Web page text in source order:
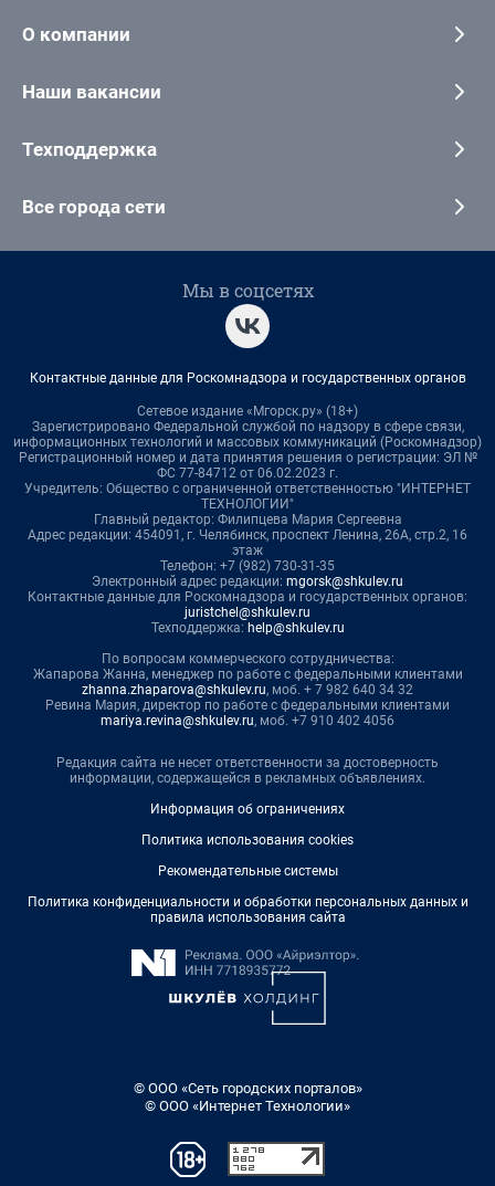
О компании
Наши вакансии
Техподдержка
Все города сети
Мы в соцсетях
Контактные данные для Роскомнадзора и государственных органов
Сетевое издание «Мгорск.ру» (18+)
Зарегистрировано Федеральной службой по надзору в сфере связи,
информационных технологий и массовых коммуникаций (Роскомнадзор)
Регистрационный номер и дата принятия решения о регистрации: ЭЛ №
ФС 77-84712 от 06.02.2023 г.
Учредитель: Общество с ограниченной ответственностью "ИНТЕРНЕТ
ТЕХНОЛОГИИ"
Главный редактор: Филипцева Мария Сергеевна
Адрес редакции: 454091, г. Челябинск, проспект Ленина, 26А, стр.2, 16
этаж
Телефон: +7 (982) 730-31-35
Электронный адрес редакции: mgorsk@shkulev.ru
Контактные данные для Роскомнадзора и государственных органов:
juristchel@shkulev.ru
Техподдержка: help@shkulev.ru
По вопросам коммерческого сотрудничества:
Жапарова Жанна, менеджер по работе с федеральными клиентами
zhanna.zhaparova@shkulev.ru, моб. + 7 982 640 34 32
Ревина Мария, директор по работе с федеральными клиентами
mariya.revina@shkulev.ru, моб. +7 910 402 4056
Редакция сайта не несет ответственности за достоверность
информации, содержащейся в рекламных объявлениях.
Информация об ограничениях
Политика использования cookies
Рекомендательные системы
Политика конфиденциальности и обработки персональных данных и
правила использования сайта
© ООО «Сеть городских порталов»
© ООО «Интернет Технологии»